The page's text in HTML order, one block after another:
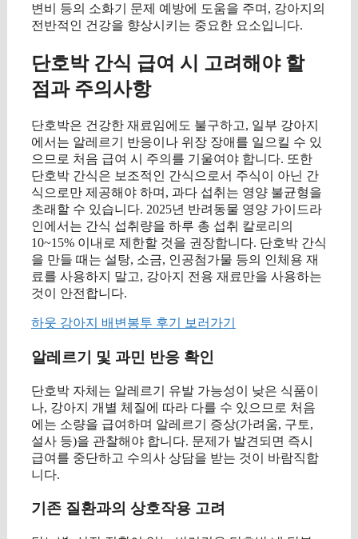
변비 등의 소화기 문제 예방에 도움을 주며, 강아지의
전반적인 건강을 향상시키는 중요한 요소입니다.
단호박 간식 급여 시 고려해야 할
점과 주의사항
단호박은 건강한 재료임에도 불구하고, 일부 강아지
에서는 알레르기 반응이나 위장 장애를 일으킬 수 있
으므로 처음 급여 시 주의를 기울여야 합니다. 또한
단호박 간식은 보조적인 간식으로서 주식이 아닌 간
식으로만 제공해야 하며, 과다 섭취는 영양 불균형을
초래할 수 있습니다. 2025년 반려동물 영양 가이드라
인에서는 간식 섭취량을 하루 총 섭취 칼로리의
10~15% 이내로 제한할 것을 권장합니다. 단호박 간식
을 만들 때는 설탕, 소금, 인공첨가물 등의 인체용 재
료를 사용하지 말고, 강아지 전용 재료만을 사용하는
것이 안전합니다.
하웃 강아지 배변봉투 후기 보러가기
알레르기 및 과민 반응 확인
단호박 자체는 알레르기 유발 가능성이 낮은 식품이
나, 강아지 개별 체질에 따라 다를 수 있으므로 처음
에는 소량을 급여하며 알레르기 증상(가려움, 구토,
설사 등)을 관찰해야 합니다. 문제가 발견되면 즉시
급여를 중단하고 수의사 상담을 받는 것이 바람직합
니다.
기존 질환과의 상호작용 고려